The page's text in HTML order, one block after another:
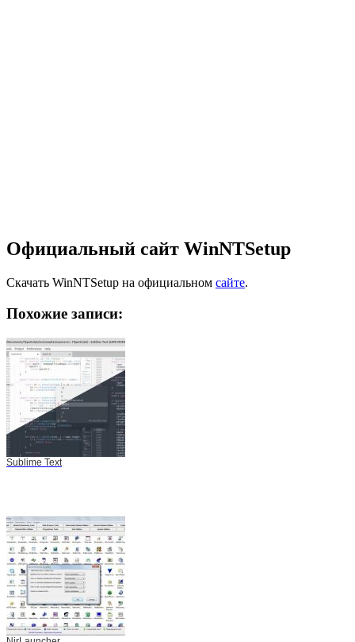
Официальный сайт WinNTSetup
Скачать WinNTSetup на официальном сайте.
Похожие записи:
Sublime Text